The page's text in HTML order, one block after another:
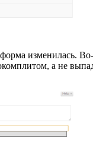
изменилась.
а не